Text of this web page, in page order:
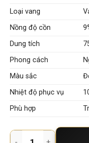
Loại vang
Nồng độ cồn
Dung tích
Phong cách
Màu sắc
Nhiệt độ phục vụ
Phù hợp
Rượu Vang Ngọt